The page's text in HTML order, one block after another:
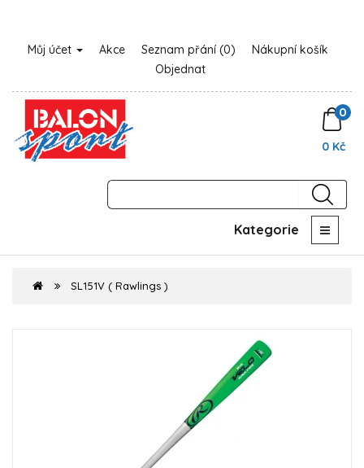
Můj účet Akce Seznam přání (0)
Nákupní košík
Objednat
0
0 Kč
Kategorie
SL151V ( Rawlings )